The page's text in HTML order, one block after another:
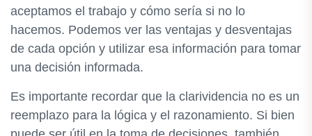
aceptamos el trabajo y cómo sería si no lo
hacemos. Podemos ver las ventajas y desventajas
de cada opción y utilizar esa información para tomar
una decisión informada.
Es importante recordar que la clarividencia no es un
reemplazo para la lógica y el razonamiento. Si bien